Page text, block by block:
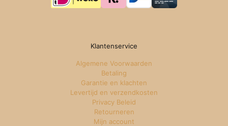
Klantenservice
Algemene Voorwaarden
Betaling
Garantie en klachten
Levertijd en verzendkosten
Privacy Beleid
Retourneren
Mijn account